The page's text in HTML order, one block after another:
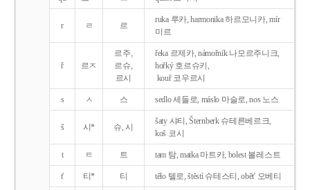
r ㄹ 르
ruka 루카, harmonika 하르모니카, mír
미르
ř 르ㅈ
르주,
르슈,
르시
řeka 르제카, námořník 나모르주니크,
hořký 호르슈키,
kouř 코우르시
s ㅅ 스 sedlo 세들로, máslo 마슬로, nos 노스
š 시* 슈, 시
šaty 샤티, Šternberk 슈테른베르크,
koš 코시
t ㅌ 트 tam 탐, matka 마트카, bolest 볼레스트
t' 티* 티 tělo 텔로, štěstí 슈테스티, obět' 오베티